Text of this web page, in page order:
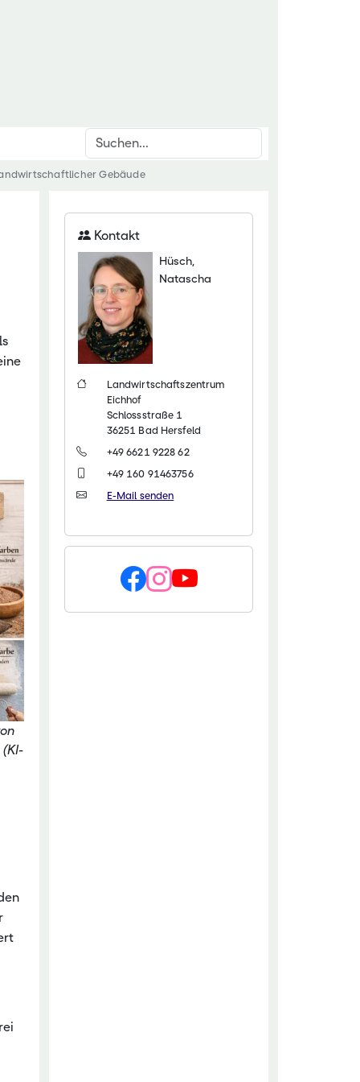
& Düngung
den ländlichen Raum
Kirchhain
Rauischholzhausen
Gartenakademie
HessenRohstoffe (HeRo)
Dillenburg
Fachschulen
Eichhof
Suchen
Gebäude
Kontakt
Hüsch,
Natascha
Landwirtschaftszentrum
Eichhof
Schlossstraße 1
36251 Bad Hersfeld
+49 6621 9228 62
+49 160 91463756
E-Mail senden